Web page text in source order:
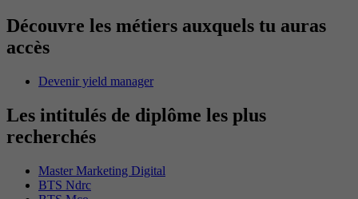
Découvre les métiers auxquels tu auras
accès
Devenir yield manager
Les intitulés de diplôme les plus
recherchés
Master Marketing Digital
BTS Ndrc